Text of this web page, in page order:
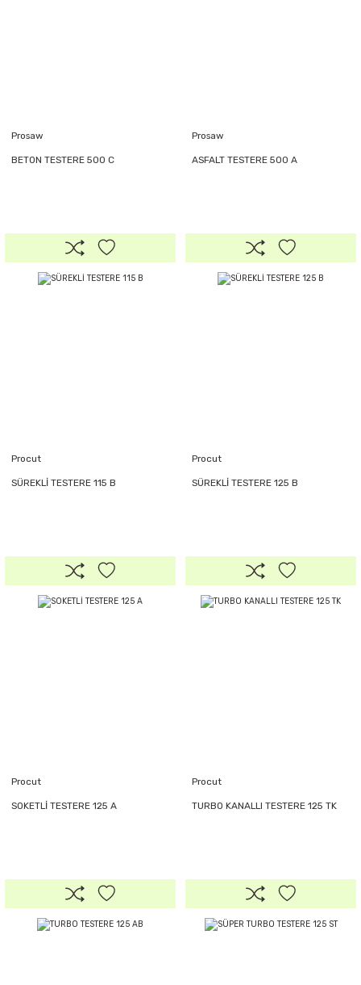
Prosaw
BETON TESTERE 500 C
Prosaw
ASFALT TESTERE 500 A
Procut
SÜREKLİ TESTERE 115 B
Procut
SÜREKLİ TESTERE 125 B
Procut
SOKETLİ TESTERE 125 A
Procut
TURBO KANALLI TESTERE 125 TK